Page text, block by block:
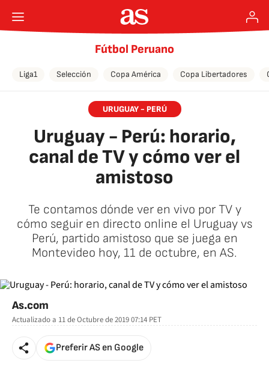
Fútbol Peruano
Liga1 Selección Copa América Copa Libertadores
URUGUAY - PERÚ
Uruguay - Perú: horario,
canal de TV y cómo ver el
amistoso
Te contamos dónde ver en vivo por TV y
cómo seguir en directo online el Uruguay vs
Perú, partido amistoso que se juega en
Montevideo hoy, 11 de octubre, en AS.
As.com
Actualizado a 11 de Octubre de 2019 07:14 PET
Preferir AS en Google